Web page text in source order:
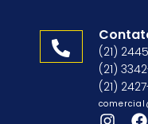
(21)
(21)
(21)